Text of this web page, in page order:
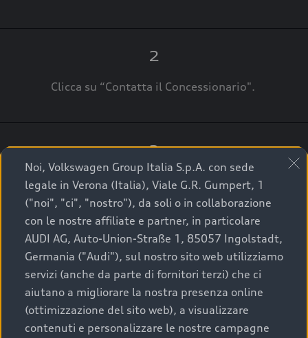
2
Clicca su “Contatta il Concessionario".
3
A breve verrai ricontattato dal Customer Care
Audi Center o direttamente dal Concessionario
che ti supporterà per finalizzare la tua richiesta.
La qualità di acquistare
un’auto usata Audi
Noi, Volkswagen Group Italia S.p.A. con sede
legale in Verona (Italia), Viale G.R. Gumpert, 1
("noi", "ci", "nostro"), da soli o in collaborazione
con le nostre affiliate e partner, in particolare
AUDI AG, Auto-Union-Straße 1, 85057 Ingolstadt,
Germania ("Audi"), sul nostro sito web utilizziamo
servizi (anche da parte di fornitori terzi) che ci
aiutano a migliorare la nostra presenza online
(ottimizzazione del sito web), a visualizzare
contenuti e personalizzare le nostre campagne